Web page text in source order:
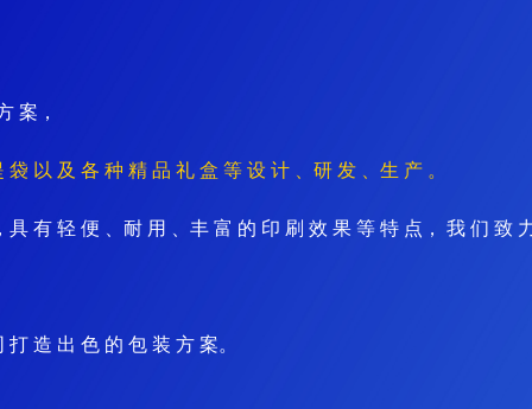
案 ，
以 及 各 种 精 品 礼 盒 等 设 计 、研 发 、生 产 。
有 轻 便 、耐 用 、丰 富 的 印 刷 效 果 等 特 点， 我 们 致
造 出 色 的 包 装 方 案。